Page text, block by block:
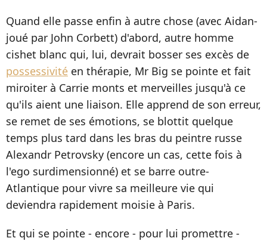
Quand elle passe enfin à autre chose (avec Aidan-
joué par John Corbett) d'abord, autre homme
cishet blanc qui, lui, devrait bosser ses excès de
possessivité en thérapie, Mr Big se pointe et fait
miroiter à Carrie monts et merveilles jusqu'à ce
qu'ils aient une liaison. Elle apprend de son erreur,
se remet de ses émotions, se blottit quelque
temps plus tard dans les bras du peintre russe
Alexandr Petrovsky (encore un cas, cette fois à
l'ego surdimensionné) et se barre outre-
Atlantique pour vivre sa meilleure vie qui
deviendra rapidement moisie à Paris.
Et qui se pointe - encore - pour lui promettre -